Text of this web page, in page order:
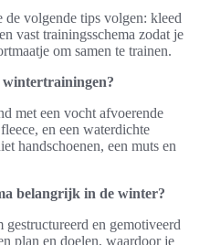
volgende tips volgen: kleed
vast trainingsschema zodat je
om samen te trainen.
wintertrainingen?
met een vocht afvoerende
en een waterdichte
handschoenen, een muts en
belangrijk in de winter?
en gemotiveerd
plan en doelen, waardoor je